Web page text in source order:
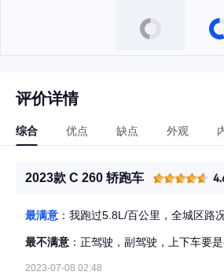
评价详情
综合 优点 缺点 外观
2023款 C 260 轿跑车
最满意 ：我跑过5.8L/百公里，全城区路
最不满意 ：正驾驶，副驾驶，上下车要
2023-07-08 02:48